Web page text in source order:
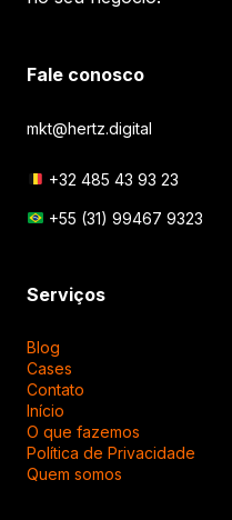
Fale conosco
mkt@hertz.digital
+32 485 43 93 23
+55 (31) 99467 9323
Serviços
Blog
Cases
Contato
Início
O que fazemos
Política de Privacidade
Quem somos